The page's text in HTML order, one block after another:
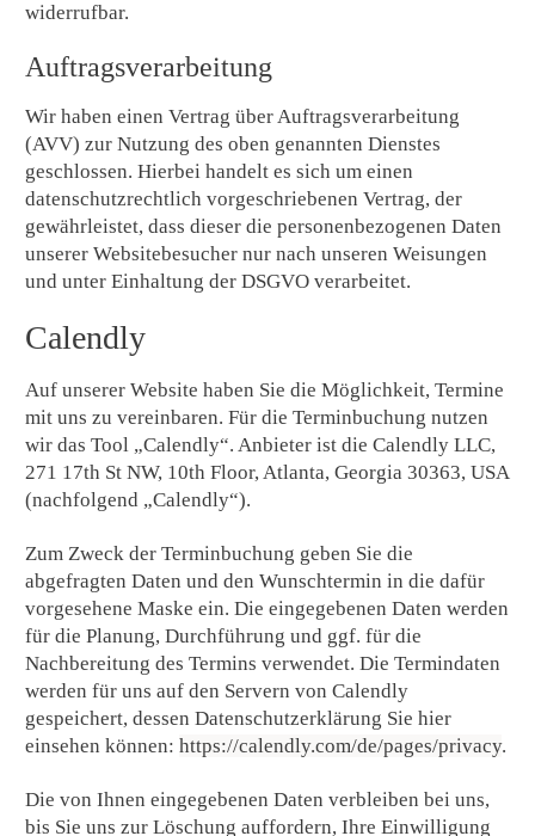
widerrufbar.
Auftragsverarbeitung
Wir haben einen Vertrag über Auftragsverarbeitung
(AVV) zur Nutzung des oben genannten Dienstes
geschlossen. Hierbei handelt es sich um einen
datenschutzrechtlich vorgeschriebenen Vertrag, der
gewährleistet, dass dieser die personenbezogenen Daten
unserer Websitebesucher nur nach unseren Weisungen
und unter Einhaltung der DSGVO verarbeitet.
Calendly
Auf unserer Website haben Sie die Möglichkeit, Termine
mit uns zu vereinbaren. Für die Terminbuchung nutzen
wir das Tool „Calendly“. Anbieter ist die Calendly LLC,
271 17th St NW, 10th Floor, Atlanta, Georgia 30363, USA
(nachfolgend „Calendly“).
Zum Zweck der Terminbuchung geben Sie die
abgefragten Daten und den Wunschtermin in die dafür
vorgesehene Maske ein. Die eingegebenen Daten werden
für die Planung, Durchführung und ggf. für die
Nachbereitung des Termins verwendet. Die Termindaten
werden für uns auf den Servern von Calendly
gespeichert, dessen Datenschutzerklärung Sie hier
einsehen können: https://calendly.com/de/pages/privacy.
Die von Ihnen eingegebenen Daten verbleiben bei uns,
bis Sie uns zur Löschung auffordern, Ihre Einwilligung